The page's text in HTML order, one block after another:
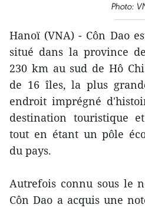
Photo:
Hanoï (VNA) - Côn Dao
situé dans la province
230 km au sud de Hô
de 16 îles, la plus
endroit imprégné
destination touristique
tout en étant un pôle
du pays.
Autrefois connu sous le
Côn Dao a acquis une